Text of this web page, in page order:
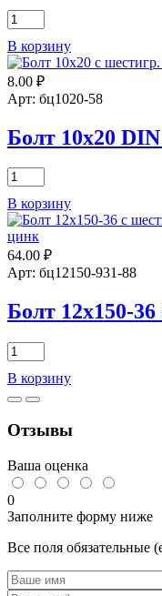
Количество
товара
Болт
24х120
8.8
DIN
цинк
В корзину
8.00 ₽
Арт: бц1020-58
Болт 10х20
Количество
товара
Болт
10х20
DIN
933,
цинк
В корзину
64.00 ₽
Арт: бц12150-931-88
Болт 12х150-
Количество
товара
Болт
12х150-
8.8
931
цинк
В корзину
Отзывы
Ваша оценка
0
Заполните форму ниже
Все поля обязательные